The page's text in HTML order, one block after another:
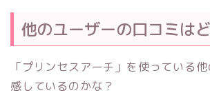
他のユーザーの口コミは
「プリンセスアーチ」を使っている
感しているのかな？